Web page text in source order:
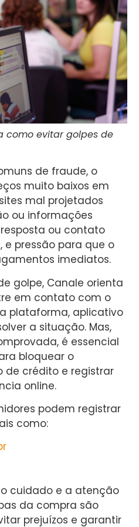
como evitar golpes de
de fraude, o
muito baixos em
mal projetados
ou informações
ou contato
pressão para que o
imediatos.
golpe, Canale orienta
em contato com o
plataforma, aplicativo
a situação. Mas,
é essencial
bloquear o
crédito e registrar
online.
podem registrar
como:
cuidado e a atenção
da compra são
prejuízos e garantir